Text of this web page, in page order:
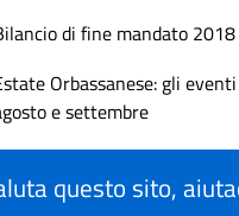
di fine mandato
Orbassanese: gli
e settembre
questo sito,